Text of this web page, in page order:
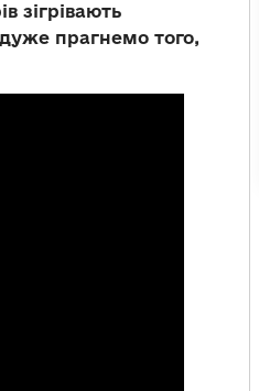
зігрівають
дуже прагнемо того,